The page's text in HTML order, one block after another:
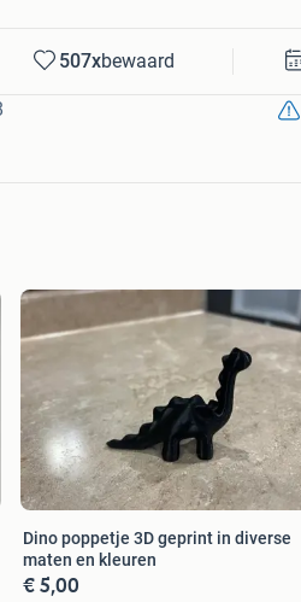
507xbewaard
Dino poppetje 3D geprint in diverse
maten en kleuren
€ 5,00